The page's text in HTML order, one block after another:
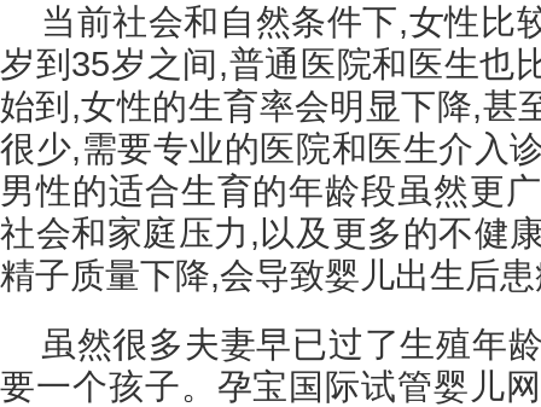
当前社会和自然条件下,女性比
岁到35岁之间,普通医院和医生也
始到,女性的生育率会明显下降,甚
很少,需要专业的医院和医生介入
男性的适合生育的年龄段虽然更
社会和家庭压力,以及更多的不健
精子质量下降,会导致婴儿出生后
虽然很多夫妻早已过了生殖年
要一个孩子。孕宝国际试管婴儿